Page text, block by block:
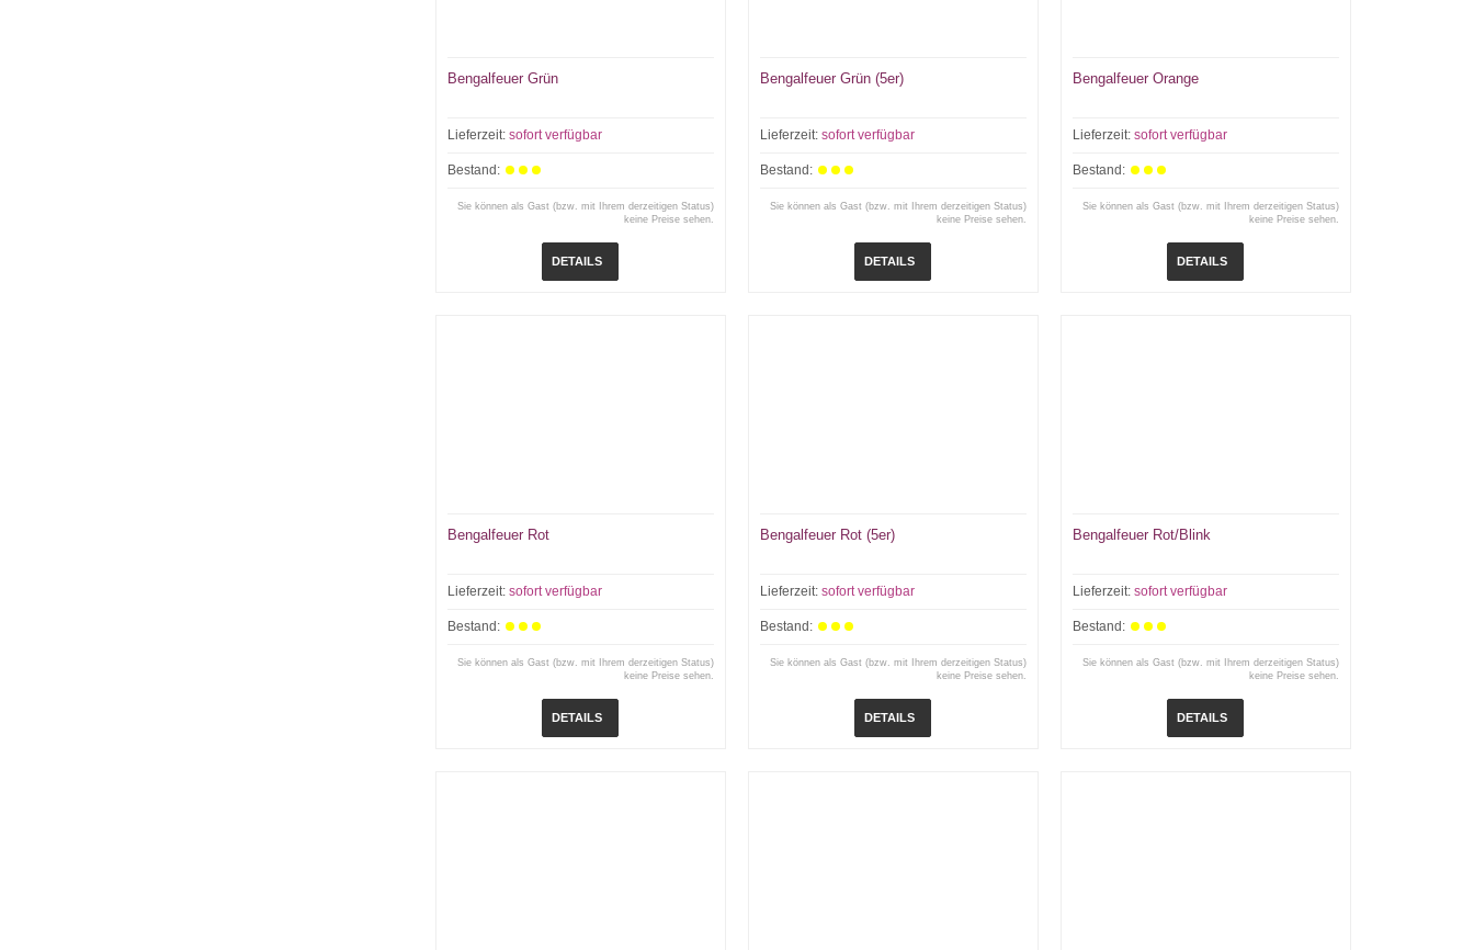
Bengalfeuer Grün
Lieferzeit: sofort verfügbar
Bestand:
Sie können als Gast (bzw. mit Ihrem derzeitigen Status)
keine Preise sehen.
DETAILS
Bengalfeuer Grün (5er)
Lieferzeit: sofort verfügbar
Bestand:
Sie können als Gast (bzw. mit Ihrem derzeitigen Status)
keine Preise sehen.
DETAILS
Bengalfeuer Orange
Lieferzeit: sofort verfügbar
Bestand:
Sie können als Gast (bzw. mit Ihrem derzeitigen Status)
keine Preise sehen.
DETAILS
Bengalfeuer Rot
Lieferzeit: sofort verfügbar
Bestand:
Sie können als Gast (bzw. mit Ihrem derzeitigen Status)
keine Preise sehen.
DETAILS
Bengalfeuer Rot (5er)
Lieferzeit: sofort verfügbar
Bestand:
Sie können als Gast (bzw. mit Ihrem derzeitigen Status)
keine Preise sehen.
DETAILS
Bengalfeuer Rot/Blink
Lieferzeit: sofort verfügbar
Bestand:
Sie können als Gast (bzw. mit Ihrem derzeitigen Status)
keine Preise sehen.
DETAILS